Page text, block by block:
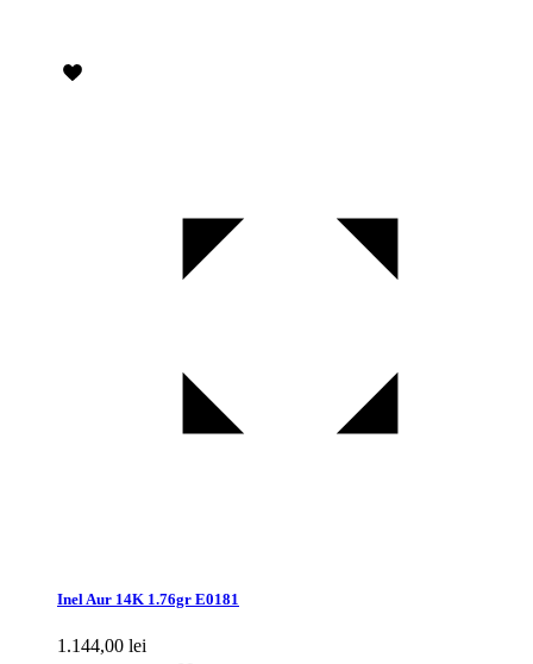
Inel Aur 14K 1.76gr E0181
1.144,00 lei